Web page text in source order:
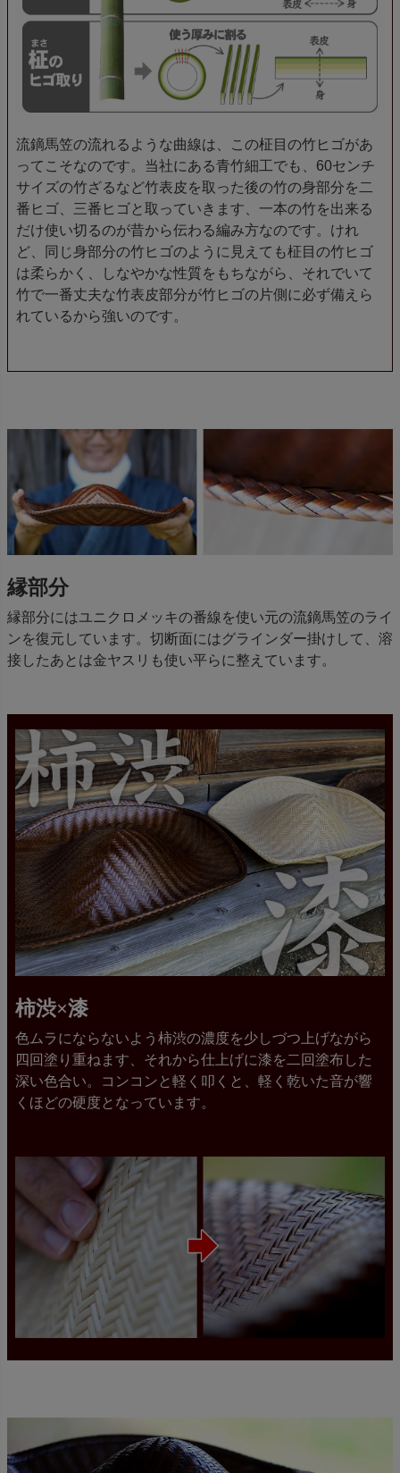
流鏑馬笠の流れるような曲線は、この柾目の竹ヒゴがあ
ってこそなのです。当社にある青竹細工でも、60センチ
サイズの竹ざるなど竹表皮を取った後の竹の身部分を二
番ヒゴ、三番ヒゴと取っていきます、一本の竹を出来る
だけ使い切るのが昔から伝わる編み方なのです。けれ
ど、同じ身部分の竹ヒゴのように見えても柾目の竹ヒゴ
は柔らかく、しなやかな性質をもちながら、それでいて
竹で一番丈夫な竹表皮部分が竹ヒゴの片側に必ず備えら
れているから強いのです。
縁部分
縁部分にはユニクロメッキの番線を使い元の流鏑馬笠のライ
ンを復元しています。切断面にはグラインダー掛けして、溶
接したあとは金ヤスリも使い平らに整えています。
柿渋×漆
色ムラにならないよう柿渋の濃度を少しづつ上げながら
四回塗り重ねます、それから仕上げに漆を二回塗布した
深い色合い。コンコンと軽く叩くと、軽く乾いた音が響
くほどの硬度となっています。